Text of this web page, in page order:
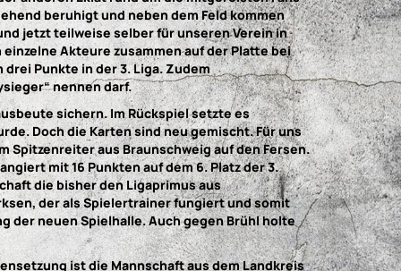
beruhigt und neben dem Feld kommen
jetzt teilweise selber für unseren Verein in
Akteure zusammen auf der Platte bei
Punkte in der 3. Liga. Zudem
nennen darf.
sichern. Im Rückspiel setzte es
Doch die Karten sind neu gemischt. Für uns
Spitzenreiter aus Braunschweig auf den Fersen.
mit 16 Punkten auf dem 6. Platz der 3.
die bisher den Ligaprimus aus
der als Spielertrainer fungiert und somit
der neuen Spielhalle. Auch gegen Brühl holte
ist die Mannschaft aus dem Landkreis